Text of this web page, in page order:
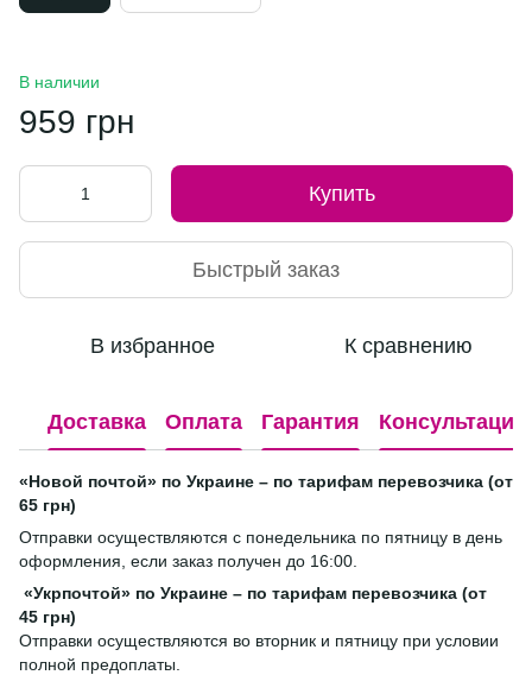
В наличии
959 грн
Купить
Быстрый заказ
В избранное К сравнению
Доставка Оплата Гарантия Консультация
«Новой почтой» по Украине – по тарифам перевозчика (от
65 грн)
Отправки осуществляются с понедельника по пятницу в день
оформления, если заказ получен до 16:00.
«Укрпочтой» по Украине – по тарифам перевозчика (от
45 грн)
Отправки осуществляются во вторник и пятницу при условии
полной предоплаты.